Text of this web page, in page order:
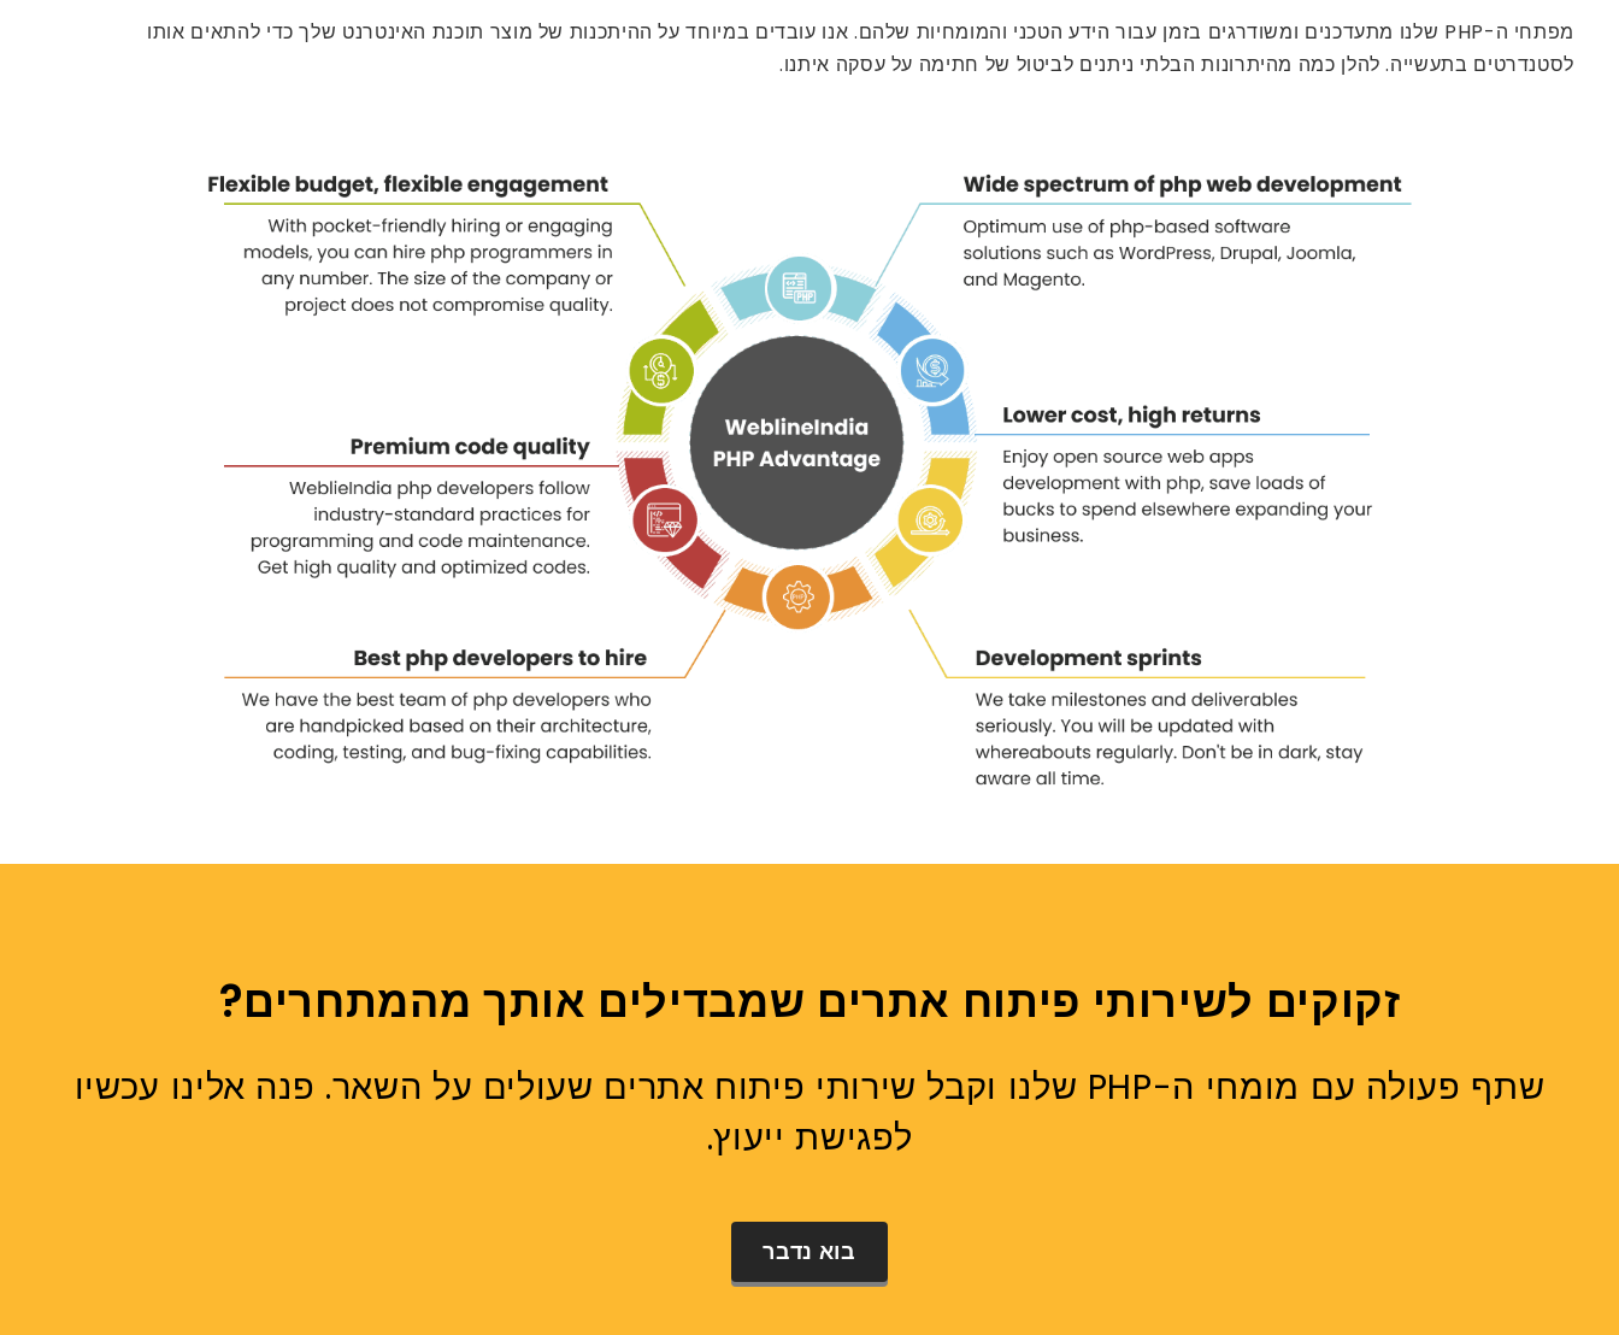
מפתחי ה-PHP שלנו מתעדכנים ומשודרגים בזמן עבור הידע הטכני והמומחיות שלהם. אנו עובדים במיוחד על ההיתכנות של מוצר תוכנת האינטרנט שלך כדי להתאים אותו
לסטנדרטים בתעשייה. להלן כמה מהיתרונות הבלתי ניתנים לביטול של חתימה על עסקה איתנו.
זקוקים לשירותי פיתוח אתרים שמבדילים אותך מהמתחרים?
שתף פעולה עם מומחי ה-PHP שלנו וקבל שירותי פיתוח אתרים שעולים על השאר. פנה אלינו עכשיו
לפגישת ייעוץ.
בוא נדבר